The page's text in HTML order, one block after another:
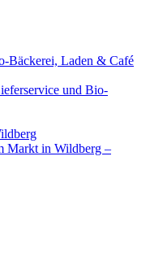
Bäckerei, Laden & Café
und Bio-
Markt in Wildberg –